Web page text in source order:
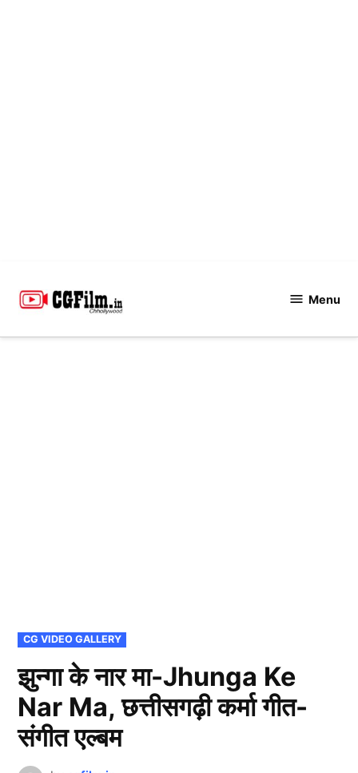
Menu
POSTED
IN
CG VIDEO GALLERY
झुन्गा के नार मा-Jhunga Ke
Nar Ma, छत्तीसगढ़ी कर्मा गीत-
संगीत एल्बम